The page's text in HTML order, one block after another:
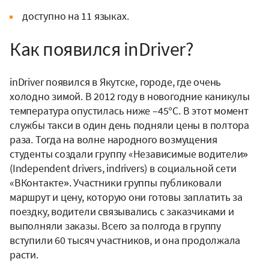
доступно на 11 языках.
Как появился inDriver?
inDriver появился в Якутске, городе, где очень
холодно зимой. В 2012 году в новогодние каникулы
температура опустилась ниже –45°C. В этот момент
службы такси в один день подняли цены в полтора
раза. Тогда на волне народного возмущения
студенты создали группу «Независимые водители»
(Independent drivers, indrivers) в социальной сети
«ВКонтакте». Участники группы публиковали
маршрут и цену, которую они готовы заплатить за
поездку, водители связывались с заказчиками и
выполняли заказы. Всего за полгода в группу
вступили 60 тысяч участников, и она продолжала
расти.